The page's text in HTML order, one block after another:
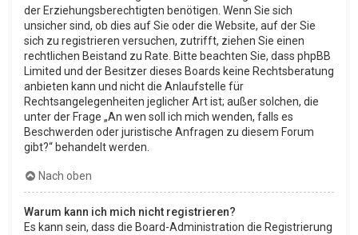
der Erziehungsberechtigten benötigen. Wenn Sie sich
unsicher sind, ob dies auf Sie oder die Website, auf der Sie
sich zu registrieren versuchen, zutrifft, ziehen Sie einen
rechtlichen Beistand zu Rate. Bitte beachten Sie, dass phpBB
Limited und der Besitzer dieses Boards keine Rechtsberatung
anbieten kann und nicht die Anlaufstelle für
Rechtsangelegenheiten jeglicher Art ist; außer solchen, die
unter der Frage „An wen soll ich mich wenden, falls es
Beschwerden oder juristische Anfragen zu diesem Forum
gibt?“ behandelt werden.
Nach oben
Warum kann ich mich nicht registrieren?
Es kann sein, dass die Board-Administration die Registrierung